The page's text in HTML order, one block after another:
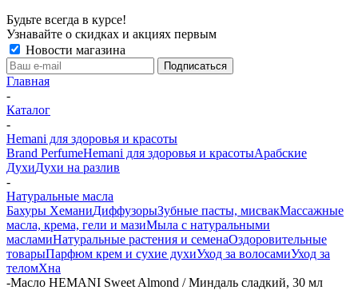
Будьте всегда в курсе!
Узнавайте о скидках и акциях первым
Новости магазина
Главная
-
Каталог
-
Hemani для здоровья и красоты
Brand PerfumeHemani для здоровья и красотыАрабские
ДухиДухи на разлив
-
Натуральные масла
Бахуры ХеманиДиффузорыЗубные пасты, мисвакМассажные
масла, крема, гели и мазиМыла с натуральными
масламиНатуральные растения и семенаОздоровительные
товарыПарфюм крем и сухие духиУход за волосамиУход за
теломХна
-Масло HEMANI Sweet Almond / Миндаль сладкий, 30 мл